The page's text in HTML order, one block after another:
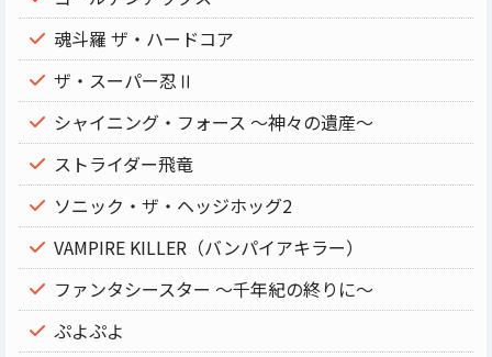
魂斗羅 ザ・ハードコア
ザ・スーパー忍Ⅱ
シャイニング・フォース ～神々の遺産～
ストライダー飛竜
ソニック・ザ・ヘッジホッグ2
VAMPIRE KILLER（バンパイアキラー）
ファンタシースター ～千年紀の終りに～
ぷよぷよ